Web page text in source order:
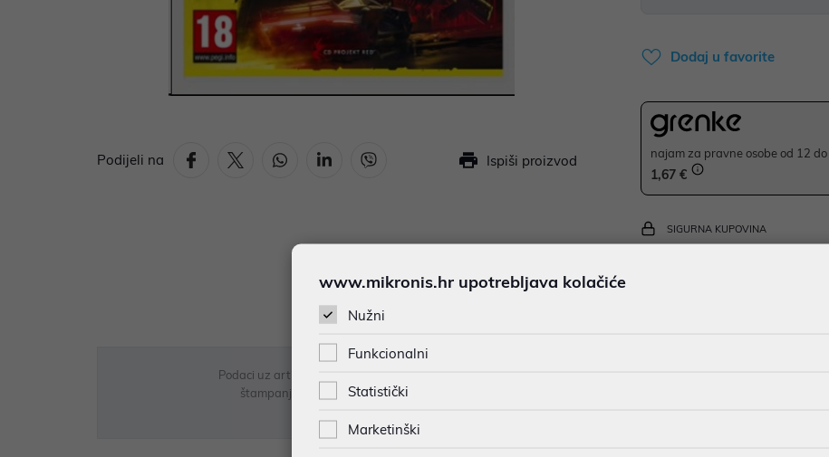
Podijeli na Ispiši proizvod
Dodaj u favorite
najam za pravne osobe od 12 do
1,67 €
SIGURNA KUPOVINA
Podaci uz artikle su prezentirani u dobroj namjeri. Mikronis d.o.o. ne odgovara za eventualne pogreške nastale
štampanja te promjene u dostupnosti i cijene. Slike artikala su ilustrativne prirode te ne moraju u potpunosti
www.mikronis.hr upotrebljava kolačiće
Nužni
Funkcionalni
Statistički
Marketinški